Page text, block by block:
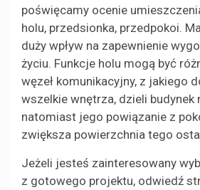
poświęcamy ocenie
holu, przedsionka, przedpokoi.
duży wpływ na zapewnienie
życiu. Funkcje holu mogą być
węzeł komunikacyjny, z jakiego
wszelkie wnętrza, dzieli budynek
natomiast jego powiązanie z
zwiększa powierzchnia tego
Jeżeli jesteś zainteresowany
z gotowego projektu, odwiedź